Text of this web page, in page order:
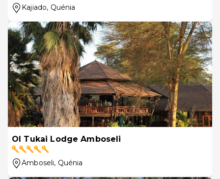
Kajiado, Quénia
Ol Tukai Lodge Amboseli
Amboseli, Quénia